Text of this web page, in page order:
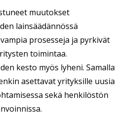
muutokset
lainsäädännössä
prosesseja ja pyrkivät
toimintaa.
kesto myös lyheni. Samalla
asettavat yrityksille uusia
sekä henkilöstön